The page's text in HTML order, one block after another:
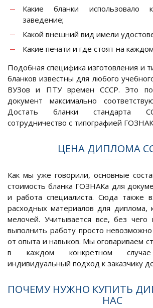
Какие бланки использовало
заведение;
Какой внешний вид имели
Какие печати и где стоят на
Подобная специфика изготовления и
бланков известны для любого
ВУЗов и ПТУ времен СССР. Это
документ максимально
Достать бланки стандарта
сотрудничество с типографией
ЦЕНА ДИПЛОМА
Как мы уже говорили, основные
стоимость бланка ГОЗНАКа для
и работа специалиста. Сюда также
расходных материалов для диплома,
мелочей. Учитывается все, без чего
выполнить работу просто
от опыта и навыков. Мы оговариваем
в каждом конкретном
индивидуальный подход к заказчику
ПОЧЕМУ НУЖНО КУПИТЬ
НАС